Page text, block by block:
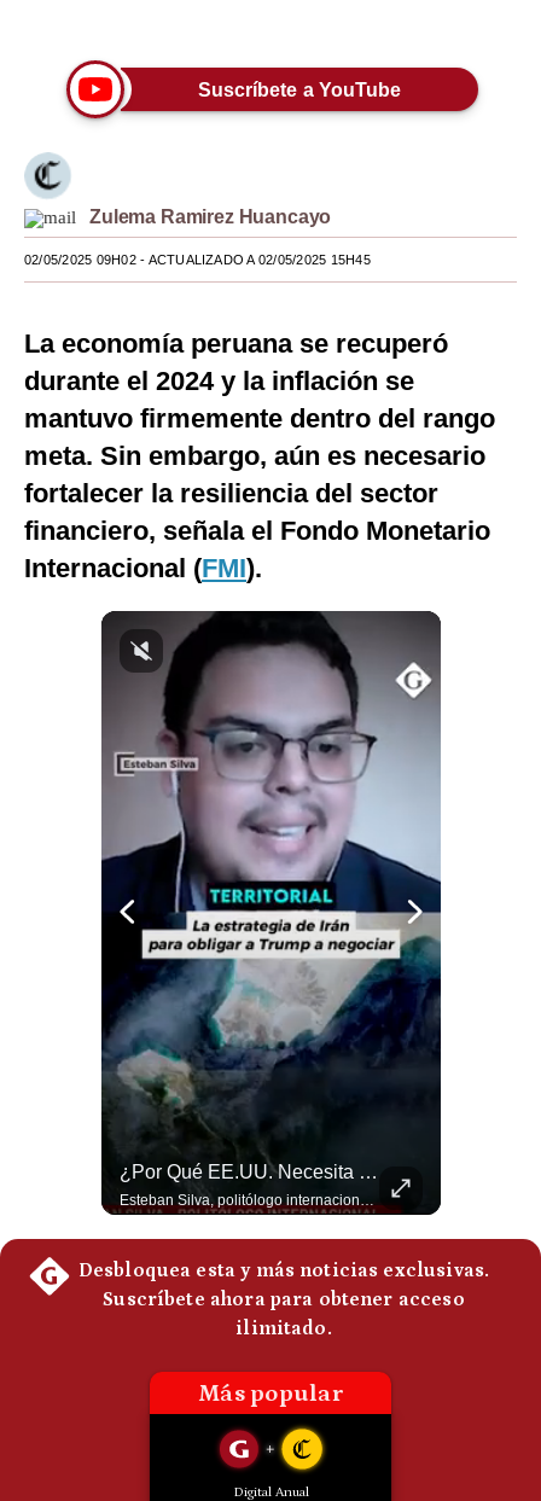
Viajes
Estilos
Mundo
EEUU
México
España
Internacional
Tecnología
Club del Suscriptor
Mix
G de Gestión
Notas Contratadas
Condiciones
De
Cookies
Preguntas
Suscríbete a YouTube
Zulema Ramirez Huancayo
02/05/2025 09H02- ACTUALIZADO A 02/05/2025 15H45
La economía peruana se recuperó
durante el 2024 y la inflación se
mantuvo firmemente dentro del rango
meta. Sin embargo, aún es necesario
fortalecer la resiliencia del sector
financiero, señala el Fondo Monetario
Internacional (FMI).
¿Por Qué EE.UU. Necesita Desesperadamente Al Golfo? | Gestión Mundo